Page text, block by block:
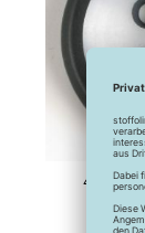
4-Loch-